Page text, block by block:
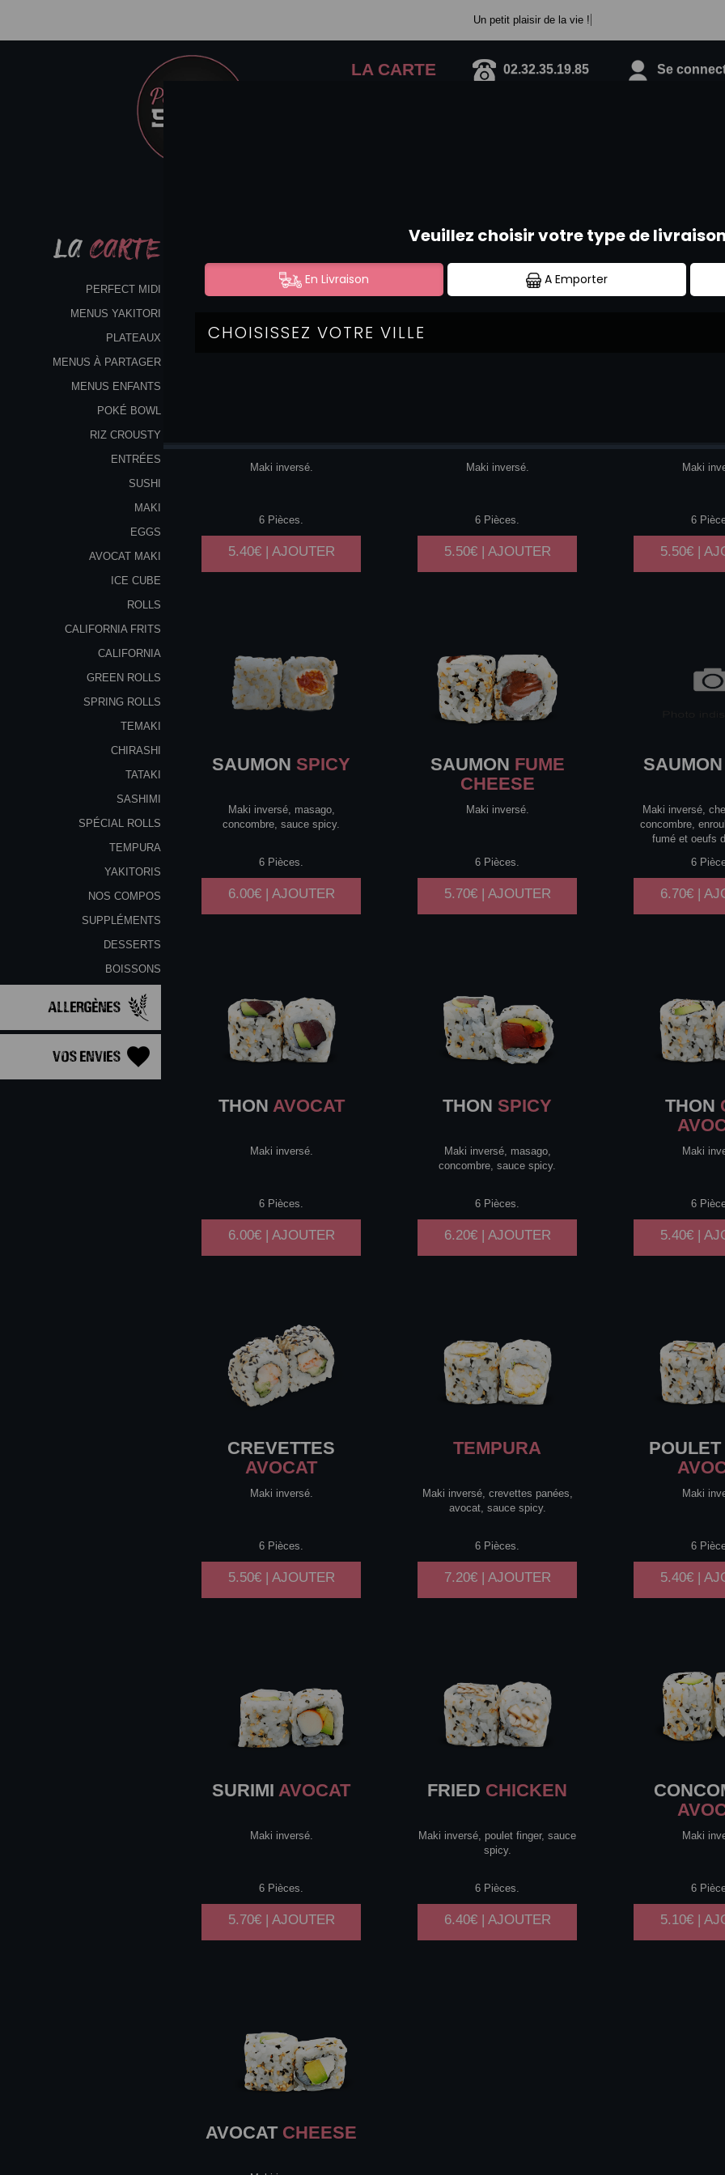
Un petit plaisir de la vie !
LA CARTE 02.32.35.19.85 Se
LA CARTE
PERFECT MIDI
MENUS YAKITORI
PLATEAUX
MENUS À PARTAGER
MENUS ENFANTS
POKÉ BOWL
RIZ CROUSTY
ENTRÉES
SUSHI
MAKI
EGGS
AVOCAT MAKI
ICE CUBE
ROLLS
CALIFORNIA FRITS
CALIFORNIA
GREEN ROLLS
SPRING ROLLS
TEMAKI
CHIRASHI
TATAKI
SASHIMI
SPÉCIAL ROLLS
TEMPURA
YAKITORIS
NOS COMPOS
SUPPLÉMENTS
DESSERTS
BOISSONS
Allergènes
Vos Envies
CALIFORNIA
Maki inversé.
6 Pièces.
5.40€ | AJOUTER
Maki inversé.
6 Pièces.
5.50€ | AJOUTER
Maki
6
5.50€ |
SAUMON SPICY
Maki inversé, masago,
concombre, sauce spicy.
6 Pièces.
6.00€ | AJOUTER
SAUMON FUME
CHEESE
Maki inversé.
6 Pièces.
5.70€ | AJOUTER
SAUMON
Maki inversé,
concombre,
fumé et oeufs
6
6.70€ |
THON AVOCAT
Maki inversé.
6 Pièces.
6.00€ | AJOUTER
THON SPICY
Maki inversé, masago,
concombre, sauce spicy.
6 Pièces.
6.20€ | AJOUTER
THON
Maki
6
5.40€ |
CREVETTES
AVOCAT
Maki inversé.
6 Pièces.
5.50€ | AJOUTER
TEMPURA
Maki inversé, crevettes panées,
avocat, sauce spicy.
6 Pièces.
7.20€ | AJOUTER
POULET
Maki
6
5.40€ |
SURIMI AVOCAT
Maki inversé.
6 Pièces.
5.70€ | AJOUTER
FRIED CHICKEN
Maki inversé, poulet finger, sauce
spicy.
6 Pièces.
6.40€ | AJOUTER
Maki
6
5.10€ |
AVOCATCHEESE